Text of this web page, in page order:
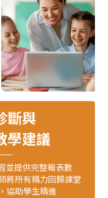
斷與
學建議
並提供完整報表數
將所有精力回歸課堂
協助學生精進